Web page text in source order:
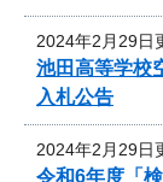
2024年2月29日
池田高等学校
入札公告
2024年2月29日
令和6年度「